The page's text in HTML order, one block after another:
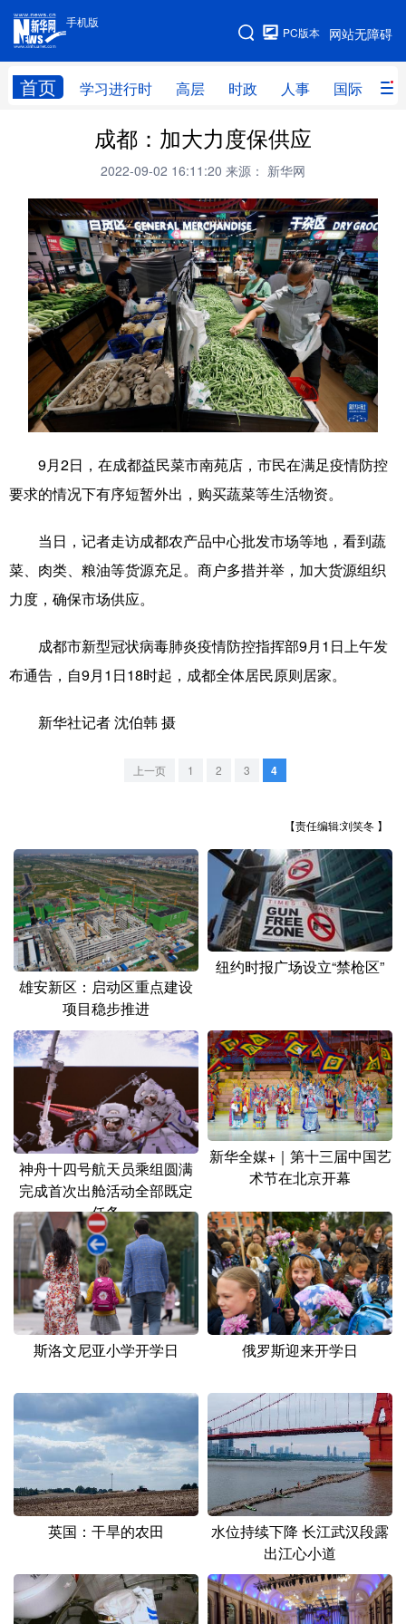
手机版
网站无障碍
PC版本
首页 学习进行时 高层 时政 人事 国际 财
手机版
网站地图
高层 时政
财经 网评
台湾 思客智库 全球连线 教育
科技 科创 量子 体育
文化 书画 健康 军事
访谈 视频 图片 政务
法律 中央文件 金融 汽车
食品 人居 信息化 数字经济
会展
一带一路 亚太网 上市公司
文化产业
地方频道
安徽 福建
湖南
广东 广西 海南 重庆
四川 贵州 云南 西藏
陕西 甘肃 青海 宁夏
新疆 内蒙古 黑龙江
多语种频道
English Español Français عربى
Русский язык 日本語 한국어
Deutsch Português
成都：加大力度保供应
2022-09-02 16:11:20 来源： 新华网
9月2日，在成都益民菜市南苑店，市民在满足疫情防控
要求的情况下有序短暂外出，购买蔬菜等生活物资。
当日，记者走访成都农产品中心批发市场等地，看到蔬
菜、肉类、粮油等货源充足。商户多措并举，加大货源组织
力度，确保市场供应。
成都市新型冠状病毒肺炎疫情防控指挥部9月1日上午发
布通告，自9月1日18时起，成都全体居民原则居家。
新华社记者 沈伯韩 摄
上一页 1 2 3 4
【责任编辑:刘笑冬 】
雄安新区：启动区重点建设
项目稳步推进
纽约时报广场设立“禁枪区”
神舟十四号航天员乘组圆满
完成首次出舱活动全部既定
任务
新华全媒+｜第十三届中国艺
术节在北京开幕
斯洛文尼亚小学开学日 俄罗斯迎来开学日
英国：干旱的农田
水位持续下降 长江武汉段露
出江心小道